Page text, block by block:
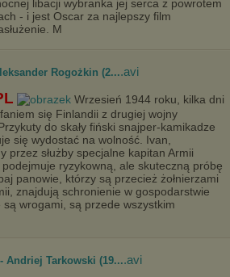
libacji wybranka jej serca z powrotem
- i jest Oscar za najlepszy film
M
Rogożkin (2....avi
Wrzesień 1944 roku, kilka dni
się Finlandii z drugiej wojny
do skały fiński snajper-kamikadze
się wydostać na wolność. Ivan,
przez służby specjalne kapitan Armii
ryzykowną, ale skuteczną próbę
panowie, którzy są przecież żołnierzami
znajdują schronienie w gospodarstwie
wrogami, są przede wszystkim
Andriej Tarkowski (19....avi